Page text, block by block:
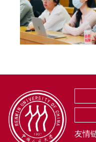
友情